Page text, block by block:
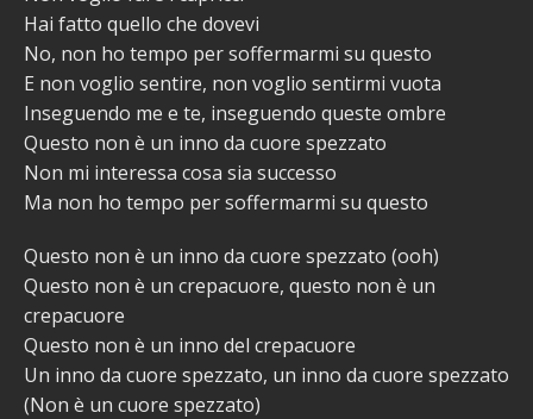
Hai fatto quello che dovevi
No, non ho tempo per soffermarmi su questo
E non voglio sentire, non voglio sentirmi vuota
Inseguendo me e te, inseguendo queste ombre
Questo non è un inno da cuore spezzato
Non mi interessa cosa sia successo
Ma non ho tempo per soffermarmi su questo
Questo non è un inno da cuore spezzato (ooh)
Questo non è un crepacuore, questo non è un
crepacuore
Questo non è un inno del crepacuore
Un inno da cuore spezzato, un inno da cuore spezzato
(Non è un cuore spezzato)